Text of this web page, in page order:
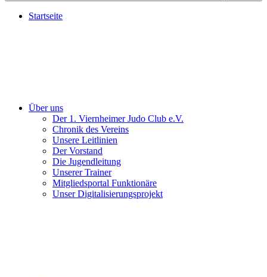
Startseite
Über uns
Der 1. Viernheimer Judo Club e.V.
Chronik des Vereins
Unsere Leitlinien
Der Vorstand
Die Jugendleitung
Unserer Trainer
Mitgliedsportal Funktionäre
Unser Digitalisierungsprojekt